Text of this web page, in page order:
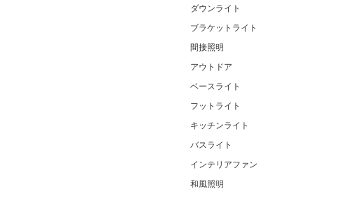
ダウンライト
ブラケットライト
間接照明
アウトドア
ベースライト
フットライト
キッチンライト
バスライト
インテリアファン
和風照明